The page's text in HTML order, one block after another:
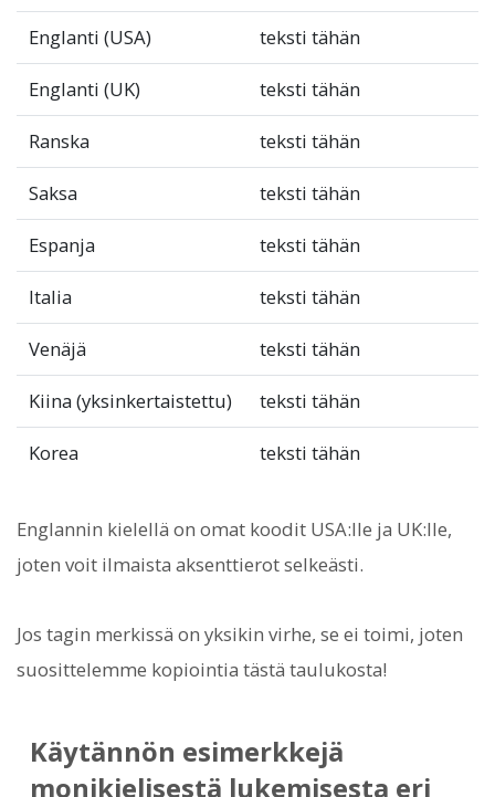
Englanti (USA) teksti tähän
Englanti (UK) teksti tähän
Ranska teksti tähän
Saksa teksti tähän
Espanja teksti tähän
Italia teksti tähän
Venäjä teksti tähän
Kiina (yksinkertaistettu) teksti tähän
Korea teksti tähän
Englannin kielellä on omat koodit USA:lle ja UK:lle,
joten voit ilmaista aksenttierot selkeästi.
Jos tagin merkissä on yksikin virhe, se ei toimi, joten
suosittelemme kopiointia tästä taulukosta!
Käytännön esimerkkejä
monikielisestä lukemisesta eri